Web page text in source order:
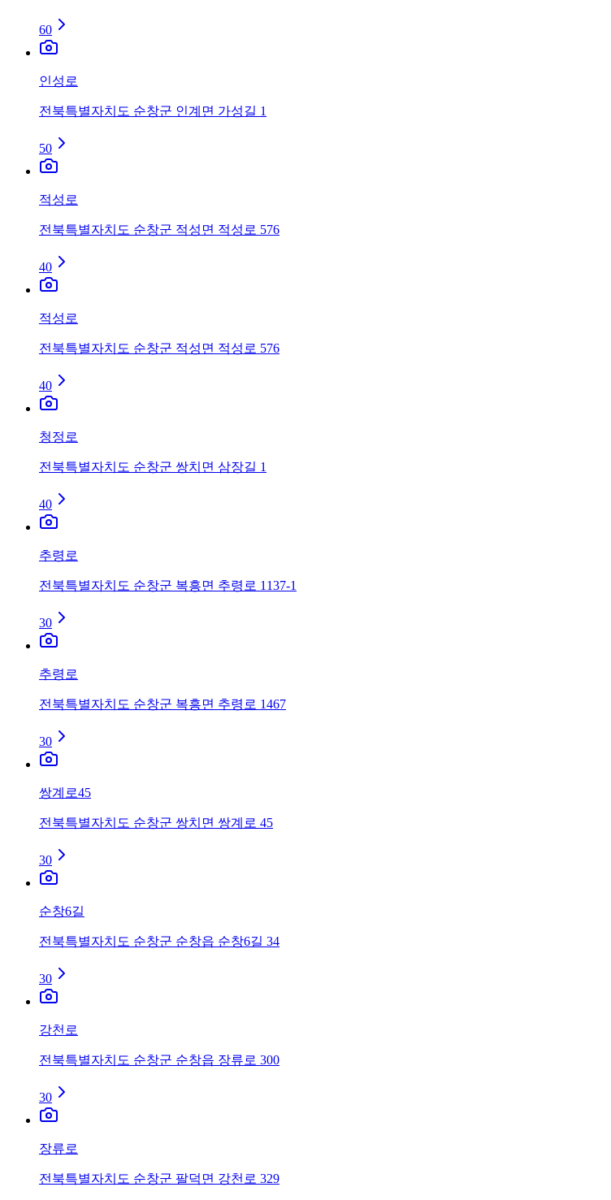
60
인성로
전북특별자치도 순창군 인계면 가성길 1
50
적성로
전북특별자치도 순창군 적성면 적성로 576
40
적성로
전북특별자치도 순창군 적성면 적성로 576
40
청정로
전북특별자치도 순창군 쌍치면 삼장길 1
40
추령로
전북특별자치도 순창군 복흥면 추령로 1137-1
30
추령로
전북특별자치도 순창군 복흥면 추령로 1467
30
쌍계로45
전북특별자치도 순창군 쌍치면 쌍계로 45
30
순창6길
전북특별자치도 순창군 순창읍 순창6길 34
30
강천로
전북특별자치도 순창군 순창읍 장류로 300
30
장류로
전북특별자치도 순창군 팔덕면 강천로 329